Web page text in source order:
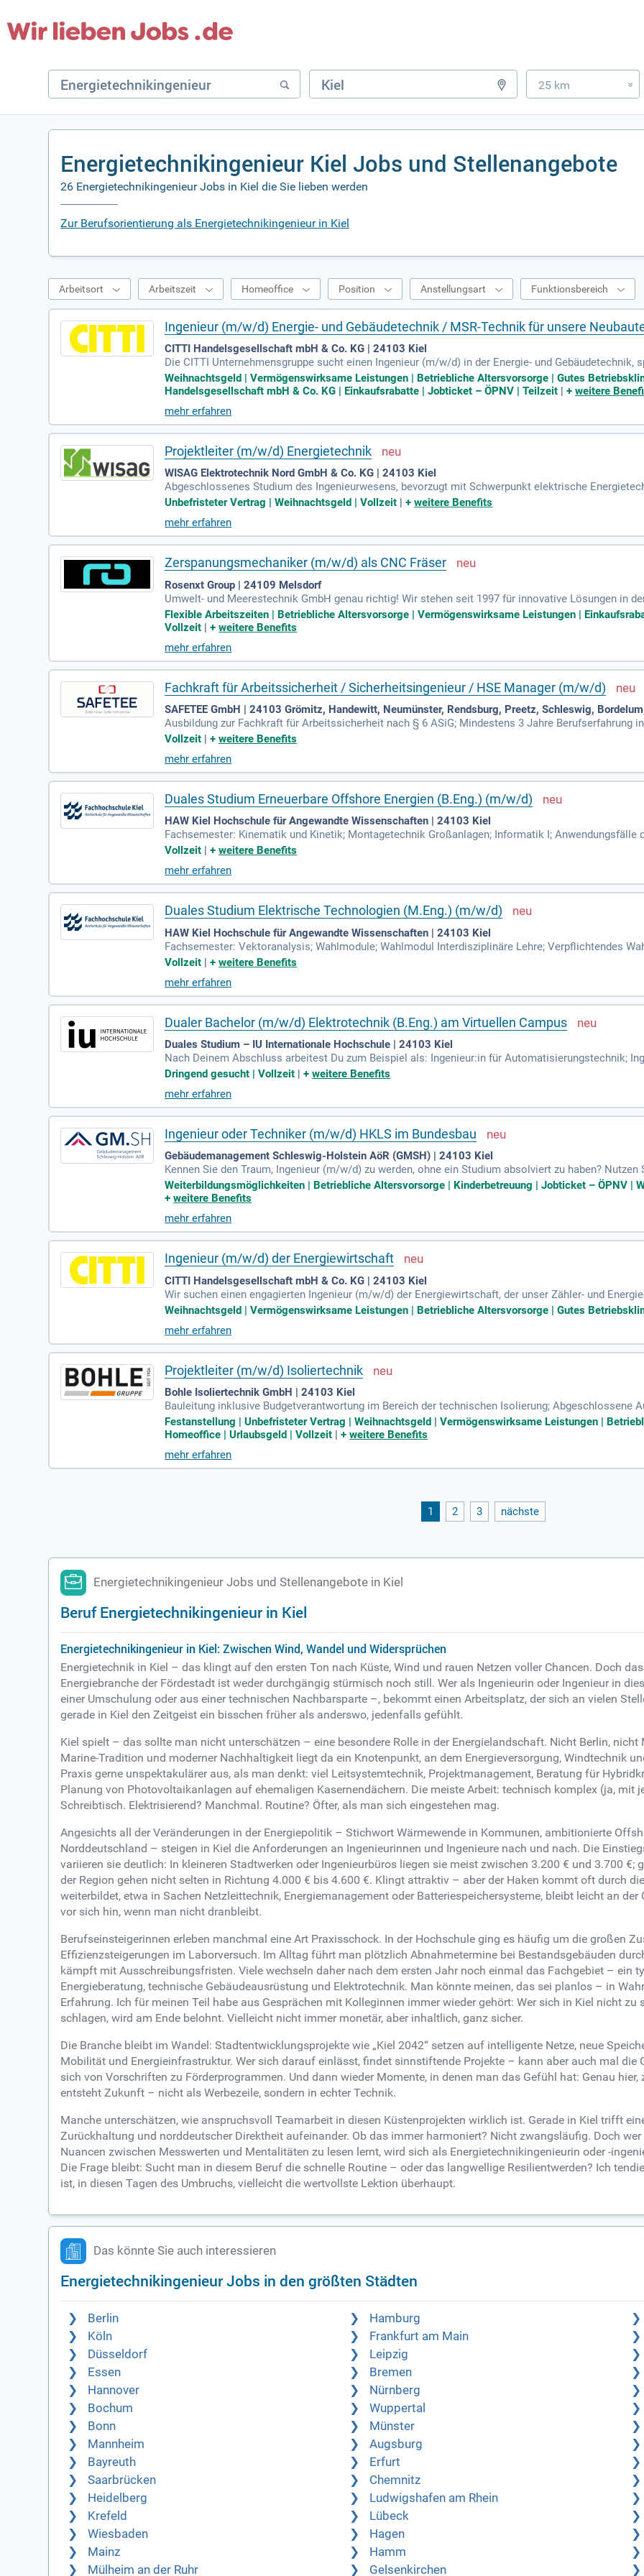
25 km »
Energietechnikingenieur Kiel Jobs und Stellenangebote
26 Energietechnikingenieur Jobs in Kiel die Sie lieben werden
Zur Berufsorientierung als Energietechnikingenieur in Kiel
Arbeitsort Arbeitszeit Homeoffice Position Anstellungsart Funktionsbereich
Ingenieur (m/w/d) Energie- und Gebäudetechnik / MSR-Technik für unsere
CITTI Handelsgesellschaft mbH & Co. KG | 24103 Kiel
Die CITTI Unternehmensgruppe sucht einen Ingenieur (m/w/d) in der Energie- und Gebäudetechnik,
n und Gewerbeimmobilien. Als familiengeführtes Unternehmen mit Sitz in Kiel sind wir national und
erausforderungen. Unsere Tochtergesellschaft CHEFS CULINAR ist Branchenführer im
und angrenzenden Ländern. Mit über 10.000 Mitarbeitenden setzen wir auf Teamarbeit und
rkung für die Systemadministration der Gebäudeautomation und Zusammenarbeit mit TGA-
stelle in unserer Hauptverwaltung in Kiel!
Weihnachtsgeld | Vermögenswirksame Leistungen | Betriebliche Altersvorsorge | Gutes
Handelsgesellschaft mbH & Co. KG | Einkaufsrabatte | Jobticket – ÖPNV | Teilzeit |+weitere
mehr erfahren
Projektleiter (m/w/d) Energietechnik
WISAG Elektrotechnik Nord GmbH & Co. KG | 24103 Kiel
Abgeschlossenes Studium des Ingenieurwesens, bevorzugt mit Schwerpunkt elektrische
he Ausbildung mit Weiterbildung zum Meister; Techniker (m/w/d); Fundierte Kenntnisse im Bereich
Unbefristeter Vertrag | Weihnachtsgeld | Vollzeit |+weitere Benefits
mehr erfahren
Zerspanungsmechaniker (m/w/d) als CNC Fräser
Rosenxt Group | 24109 Melsdorf
Umwelt- und Meerestechnik GmbH genau richtig! Wir stehen seit 1997 für innovative Lösungen in
tigen Produkt.
Flexible Arbeitszeiten | Betriebliche Altersvorsorge | Vermögenswirksame Leistungen |
Vollzeit |+weitere Benefits
mehr erfahren
Fachkraft für Arbeitssicherheit / Sicherheitsingenieur / HSE Manager (m/w/d)
SAFETEE GmbH | 24103 Grömitz, Handewitt, Neumünster, Rendsburg, Preetz, Schleswig,
Ausbildung zur Fachkraft für Arbeitssicherheit nach § 6 ASiG; Mindestens 3 Jahre Berufserfahrung
ager oder Sicherheitsingenieur/in; Zusatzqualifikation als SiGeKo oder abgeschlossenes Studium in
Vollzeit |+weitere Benefits
mehr erfahren
Duales Studium Erneuerbare Offshore Energien (B.Eng.) (m/w/d)
HAW Kiel Hochschule für Angewandte Wissenschaften | 24103 Kiel
Fachsemester: Kinematik und Kinetik; Montagetechnik Großanlagen; Informatik I; Anwendungsfälle
eurwissenschaftliche Wahlmodule (Semester 3 bis 6) *; 4.
Vollzeit |+weitere Benefits
mehr erfahren
Duales Studium Elektrische Technologien (M.Eng.) (m/w/d)
HAW Kiel Hochschule für Angewandte Wissenschaften | 24103 Kiel
Fachsemester: Vektoranalysis; Wahlmodule; Wahlmodul Interdisziplinäre Lehre; Verpflichtendes
chnik; Modellierung in der elektrischen Energietechnik; Verpflichtendes Wahlmodul der
Vollzeit |+weitere Benefits
mehr erfahren
Dualer Bachelor (m/w/d) Elektrotechnik (B.Eng.) am Virtuellen Campus
Duales Studium – IU Internationale Hochschule | 24103 Kiel
Nach Deinem Abschluss arbeitest Du zum Beispiel als: Ingenieur:in für Automatisierungstechnik;
r Informations- & Telekommunikationstechnik.
Dringend gesucht | Vollzeit |+weitere Benefits
mehr erfahren
Ingenieur oder Techniker (m/w/d) HKLS im Bundesbau
Gebäudemanagement Schleswig-Holstein AöR (GMSH) | 24103 Kiel
Kennen Sie den Traum, Ingenieur (m/w/d) zu werden, ohne ein Studium absolviert zu haben?
Ziele zu erreichen! Genießen Sie flexible Arbeitszeiten zwischen 6 und 21 Uhr in einer Vollzeitstelle
en Teilzeitmodellen. Profitieren Sie von umfassenden Fort- und Weiterbildungsangeboten, die Ihre
tzen wir Sie mit Kinderbetreuungsangeboten, um Familie und Beruf optimal zu vereinbaren.
Weiterbildungsmöglichkeiten | Betriebliche Altersvorsorge | Kinderbetreuung | Jobticket – ÖPNV |
+weitere Benefits
mehr erfahren
Ingenieur (m/w/d) der Energiewirtschaft
CITTI Handelsgesellschaft mbH & Co. KG | 24103 Kiel
Wir suchen einen engagierten Ingenieur (m/w/d) der Energiewirtschaft, der unser Zähler- und
re Aufgaben umfassen die Stammdatenpflege, Ausschreibung sowie die Beschaffung elektronischer
dem unterstützen Sie unser Energieteam im Rahmen von ISO 50001 als Energieanalyst. Sie
dium in Elektrotechnik oder Energiewirtschaft und bringen relevante Berufserfahrung mit. Neben
Sie von attraktiven Zusatzleistungen wie Urlaubs- und Weihnachtsgeld. Werden Sie Teil eines
Weihnachtsgeld | Vermögenswirksame Leistungen | Betriebliche Altersvorsorge | Gutes
mehr erfahren
Projektleiter (m/w/d) Isoliertechnik
Bohle Isoliertechnik GmbH | 24103 Kiel
Bauleitung inklusive Budgetverantwortung im Bereich der technischen Isolierung; Abgeschlossene
sterqualifikation oder einschlägigem aufbauenden Ingenieurstudium; Sichere Kenntnisse in
Festanstellung | Unbefristeter Vertrag | Weihnachtsgeld | Vermögenswirksame Leistungen |
Homeoffice | Urlaubsgeld | Vollzeit |+weitere Benefits
mehr erfahren
1 2 3 nächste
Energietechnikingenieur Jobs und Stellenangebote in Kiel
Beruf Energietechnikingenieur in Kiel
Energietechnikingenieur in Kiel: Zwischen Wind, Wandel und Widersprüchen
Energietechnik in Kiel – das klingt auf den ersten Ton nach Küste, Wind und rauen Netzen voller Chancen. Doch
Energiebranche der Fördestadt ist weder durchgängig stürmisch noch still. Wer als Ingenieurin oder Ingenieur in
einer Umschulung oder aus einer technischen Nachbarsparte –, bekommt einen Arbeitsplatz, der sich an vielen
gerade in Kiel den Zeitgeist ein bisschen früher als anderswo, jedenfalls gefühlt.
Kiel spielt – das sollte man nicht unterschätzen – eine besondere Rolle in der Energielandschaft. Nicht Berlin,
Marine-Tradition und moderner Nachhaltigkeit liegt da ein Knotenpunkt, an dem Energieversorgung, Windtechnik
Praxis gerne unspektakulärer aus, als man denkt: viel Leitsystemtechnik, Projektmanagement, Beratung für
Planung von Photovoltaikanlagen auf ehemaligen Kasernendächern. Die meiste Arbeit: technisch komplex (ja, mit
Schreibtisch. Elektrisierend? Manchmal. Routine? Öfter, als man sich eingestehen mag.
Angesichts all der Veränderungen in der Energiepolitik – Stichwort Wärmewende in Kommunen, ambitionierte
Norddeutschland – steigen in Kiel die Anforderungen an Ingenieurinnen und Ingenieure nach und nach. Die
variieren sie deutlich: In kleineren Stadtwerken oder Ingenieurbüros liegen sie meist zwischen 3.200 € und 3.700 €;
der Region gehen nicht selten in Richtung 4.000 € bis 4.600 €. Klingt attraktiv – aber der Haken kommt oft durch
weiterbildet, etwa in Sachen Netzleittechnik, Energiemanagement oder Batteriespeichersysteme, bleibt leicht an
vor sich hin, wenn man nicht dranbleibt.
Berufseinsteigerinnen erleben manchmal eine Art Praxisschock. In der Hochschule ging es häufig um die großen
Effizienzsteigerungen im Laborversuch. Im Alltag führt man plötzlich Abnahmetermine bei Bestandsgebäuden
kämpft mit Ausschreibungsfristen. Viele wechseln daher nach dem ersten Jahr noch einmal das Fachgebiet – ein
Energieberatung, technische Gebäudeausrüstung und Elektrotechnik. Man könnte meinen, das sei planlos – in
Erfahrung. Ich für meinen Teil habe aus Gesprächen mit Kolleginnen immer wieder gehört: Wer sich in Kiel nicht
schlagen, wird am Ende belohnt. Vielleicht nicht immer monetär, aber inhaltlich, ganz sicher.
Die Branche bleibt im Wandel: Stadtentwicklungsprojekte wie „Kiel 2042“ setzen auf intelligente Netze, neue
Mobilität und Energieinfrastruktur. Wer sich darauf einlässt, findet sinnstiftende Projekte – kann aber auch mal die
sich von Vorschriften zu Förderprogrammen. Und dann wieder Momente, in denen man das Gefühl hat: Genau
entsteht Zukunft – nicht als Werbezeile, sondern in echter Technik.
Manche unterschätzen, wie anspruchsvoll Teamarbeit in diesen Küstenprojekten wirklich ist. Gerade in Kiel trifft
Zurückhaltung und norddeutscher Direktheit aufeinander. Ob das immer harmoniert? Nicht zwangsläufig. Doch
Nuancen zwischen Messwerten und Mentalitäten zu lesen lernt, wird sich als Energietechnikingenieurin oder -
Die Frage bleibt: Sucht man in diesem Beruf die schnelle Routine – oder das langwellige Resilientwerden? Ich
ist, in diesen Tagen des Umbruchs, vielleicht die wertvollste Lektion überhaupt.
Das könnte Sie auch interessieren
Energietechnikingenieur Jobs in den größten Städten
Berlin Hamburg
Köln
Frankfurt am Main
Düsseldorf
Leipzig
Essen
Bremen
Hannover
Nürnberg
Bochum
Wuppertal
Bonn
Münster
Mannheim
Augsburg
Bayreuth
Erfurt
Saarbrücken
Chemnitz
Heidelberg
Ludwigshafen am Rhein
Krefeld
Lübeck
Wiesbaden
Hagen
Mainz
Hamm
Mülheim an der Ruhr
Gelsenkirchen